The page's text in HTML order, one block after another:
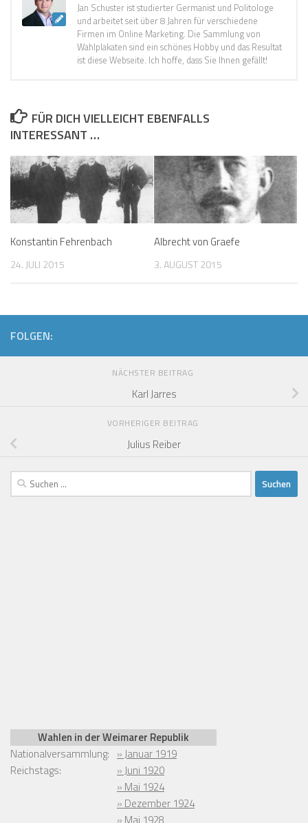
Jan Schuster ist studierter Germanist und Politologe
und arbeitet seit über 8 Jahren für verschiedene
Firmen im Online Marketing. Die Sammlung von
Wahlplakaten sind ein schönes Hobby und das Resultat
ist diese Webseite. Ich hoffe, dass Sie Ihnen gefällt!
FÜR DICH VIELLEICHT EBENFALLS
INTERESSANT …
Konstantin Fehrenbach
24. JULI 2015
Albrecht von Graefe
3. AUGUST 2015
FOLGEN:
NÄCHSTER BEITRAG
Karl Jarres
VORHERIGER BEITRAG
Julius Reiber
Suchen
nach:
Wahlen in der Weimarer Republik
Nationalversammlung: » Januar 1919
Reichstags:
» Juni 1920
» Mai 1924
» Dezember 1924